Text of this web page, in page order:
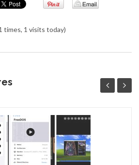
times, 1 visits today)